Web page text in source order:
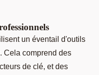
un éventail d'outils
Cela comprend des
de clé, et des